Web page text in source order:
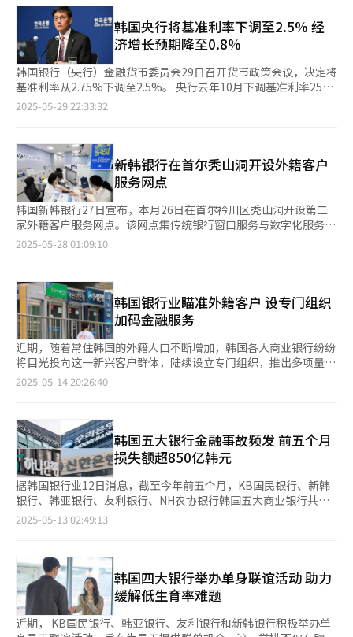
为305.1270万亿韩元，同比下降1.1%；新韩人寿为179.7462万亿
韩元，同比下降3.4%；莱纳人寿为117.7299万亿韩元，同比下降
4.6%；东洋生命为85.8542万亿韩元，同比下降2.1%。 值得注意
的是，韩亚人寿逆势增长，保险合同金额达11.12万亿韩元，同比
大幅增长12.5%。韩亚人寿方面解释称：“这主要得益于银行保险
（Bancassurance）渠道和独立个人保险代理人新签合同的增
长，推动了整体合同金额上升。” 此外，教保Life Planet的增幅
更为显著，保险合同金额达7.33万亿韩元，同比增长19.6%，在主
合同金额同比减少7%。在三大人寿保险公司中，三星人寿和韩华
人寿分别下降1.5%和1.1%，教保人寿则与去年同期基本持平。 业
内分析认为，受经济低迷影响，保单退保需求上升，导致人寿保险
公司合同金额逐步下滑。业内人士指出：“近期经济持续低迷，消
费者对新保单的需求随之减少。虽然去年短期缴费的终身人寿产品
曾推动新单增长，但今年缺乏热门保险产品，导致整体合同金额出
现下降。”
韩国央行将基准利率下调至2.5% 经
济增长预期降至0.8%
韩国银行（央行）金融货币委员会29日召开货币政策会议，决定将
基准利率从2.75%下调至2.5%。 央行去年10月下调基准利率25个
基点，正式转向宽松货币政策，随后11月再度降息，打破市场预
示，鉴于经济增长预期显著下滑，有必要进一步下调基准利率以缓
解经济下行压力。 市场分析认为，受内需低迷影响，今年第一季
度实际国内生产总值（GDP）环比下滑，加上美国关税政策对出口
造成冲击，央行因此选择降息来刺激消费和投资。 不过，也有观
点认为，在财政政策配合不足的情况下，单纯依靠持续降息提振经
济的效果可能有限，反而可能推动资金流向房地产市场，进一步推
高房价并加重家庭债务负担。 事实上，受降息和房地产政策宽松
等因素影响，截至本月22日，韩国五大商业银行（KB国民、新
元（约合人民币3.8万亿元），环比增加3.4069万亿韩元，增速较
上月有所加快。 央行当天还大幅下调今年经济增长预期，从此前
的1.5%调降至0.8%。主要原因包括建筑投资低迷、内需疲软以及
美国关税政策等多重不利因素叠加。 韩国开发研究院（KDI）同样
将今年GDP增长预期从1.6%下调至0.8%。以4月底为准，海外八
大投资银行对韩国今年经济增长的平均预期也仅为0.8%。 经济专
家普遍认为，央行或将摆脱低增长困局视为当务之急，预计下半年
仍有进一步降息空间。
2025-05-29 22:33:32
新韩银行在首尔秃山洞开设外籍客户
服务网点
韩国新韩银行27日宣布，本月26日在首尔衿川区秃山洞开设第二
家外籍客户服务网点。该网点集传统银行窗口服务与数字化服务于
一体，既可提供开户、海外汇款等面对面咨询服务，还设有支持10
国籍构成进行了综合分析，最终选择金融服务相对薄弱的秃山洞作
为第二家外籍客户服务网点的设立地点。 从营业时间来看，面对
面咨询服务网点每周一至周日上午9点至下午4点开放，“数字中
心”视频咨询服务工作日开放时间为上午9点至下午6点，周六为上
午9点至下午5点。 新韩银行负责人表示：“我们希望为外籍客户
提供每日便捷的金融服务体验，让他们感受到新韩银行的特色服
务。今后，我行将以外籍居民主要聚集地为重点，持续扩大外籍客
户服务网点覆盖范围，致力于打造以客户为中心的无缝金融解决方
16种外语的操作界面。即便是不熟悉传统手机银行操作的外籍客
户，也可通过母语界面完成活期存款开户和借记卡申请等业务。
2025-05-28 01:09:10
韩国银行业瞄准外籍客户 设专门组织
加码金融服务
近期，随着常住韩国的外籍人口不断增加，韩国各大商业银行纷纷
将目光投向这一新兴客户群体，陆续设立专门组织，推出多项量身
定制的服务与金融产品，全力抢占“外籍客户”市场。 据韩国金
款服务。 友利银行也将原隶属于外汇事业部的“外国人营销
部”调整至“个人营销部”旗下，计划将原来集中在外汇业务的外
籍客户服务，拓展至银行卡办理、工资代发等服务。 新韩银行则
于今年1月设立了专门负责外籍客户的营销组织，并今年在庆尚南
道金海开设了针对外籍客户的营业网点。KB国民银行与韩亚银行
也纷纷扩大外籍客户业务组织的人员规模，并持续开发面向外籍客
户的金融服务和产品。 韩国商业银行积极吸引外籍客户的主要原
因是因为国内金融市场增长放缓，而外籍人口的不断增长为银行业
籍人口已达265.1万人，较三年前明显上升。 对于银行而言，外籍
客户频繁使用汇款、外币兑换等服务，可带来稳定的手续费收入。
同时，随着高收入外籍人员对高端金融服务的需求不断上升，银行
也在积极推出更多定制化产品，以挖掘新的利润来源。 业内人士
指出，当前各大银行不仅提供翻译等基础便利服务，还在贷款、信
用卡等领域加快推出针对外籍客户的产品。随着地方银行、储蓄银
2025-05-14 20:26:40
韩国五大银行金融事故频发 前五个月
损失额超850亿韩元
据韩国银行业12日消息，截至今年前五个月，KB国民银行、新韩
银行、韩亚银行、友利银行、NH农协银行韩国五大商业银行共发
生13起金融事故，累计损失额达857.99亿韩元（约合人民币4.42亿
农协银行（2起，221.51亿韩元）和新韩银行（2起，37.05亿韩
元）。友利银行则尚未报告相关金融事故。 值得注意的是，银行
业金融事故发生数量和损失额自去年起显著上升。五大银行的事故
数量从2020年的51起下降至2023年的36起，但去年骤增至86起。
从损失额来看，2020年的59亿韩元激增至2022年的822亿韩元。
2025-05-13 02:49:13
韩国四大银行举办单身联谊活动 助力
缓解低生育率难题
近期， KB国民银行、韩亚银行、友利银行和新韩银行积极举办单